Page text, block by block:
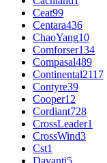
Ceat99
Centara436
ChaoYang10
Comforser134
Compasal489
Continental2117
Contyre39
Cooper12
Cordiant728
CrossLeader1
CrossWind3
Cst1
Davanti5